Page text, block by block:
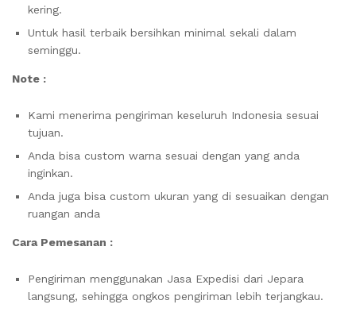
kering.
Untuk hasil terbaik bersihkan minimal sekali dalam
seminggu.
Note :
Kami menerima pengiriman keseluruh Indonesia sesuai
tujuan.
Anda bisa custom warna sesuai dengan yang anda
inginkan.
Anda juga bisa custom ukuran yang di sesuaikan dengan
ruangan anda
Cara Pemesanan :
Pengiriman menggunakan Jasa Expedisi dari Jepara
langsung, sehingga ongkos pengiriman lebih terjangkau.